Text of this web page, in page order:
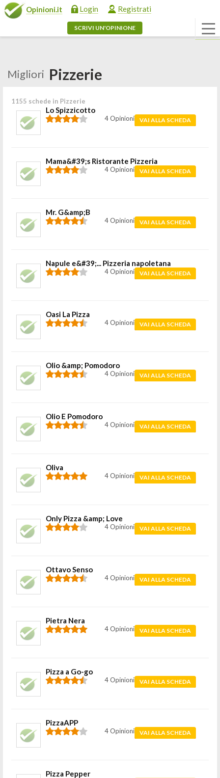
Opinioni.it Login Registrati
SCRIVI UN'OPINIONE
Migliori Pizzerie
1155 schede in Pizzerie
Lo Spizzicotto
4 Opinioni VAI ALLA SCHEDA
Mama&#39;s Ristorante Pizzeria
4 Opinioni VAI ALLA SCHEDA
Mr. G&amp;B
4 Opinioni VAI ALLA SCHEDA
Napule e&#39;... Pizzeria napoletana
4 Opinioni VAI ALLA SCHEDA
Oasi La Pizza
4 Opinioni VAI ALLA SCHEDA
Olio &amp; Pomodoro
4 Opinioni VAI ALLA SCHEDA
Olio E Pomodoro
4 Opinioni VAI ALLA SCHEDA
Oliva
4 Opinioni VAI ALLA SCHEDA
Only Pizza &amp; Love
4 Opinioni VAI ALLA SCHEDA
Ottavo Senso
4 Opinioni VAI ALLA SCHEDA
Pietra Nera
4 Opinioni VAI ALLA SCHEDA
Pizza a Go-go
4 Opinioni VAI ALLA SCHEDA
PizzaAPP
4 Opinioni VAI ALLA SCHEDA
Pizza Pepper